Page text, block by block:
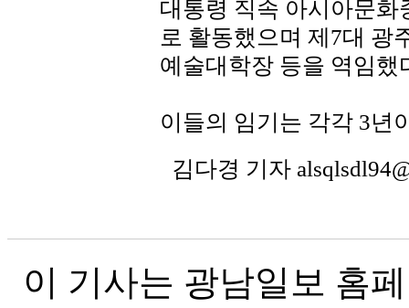
대통령 직속 아시아문
로 활동했으며 제7대 광
예술대학장 등을 역임했
이들의 임기는 각각 3년
김다경 기자
이 기사는 광남일보 홈